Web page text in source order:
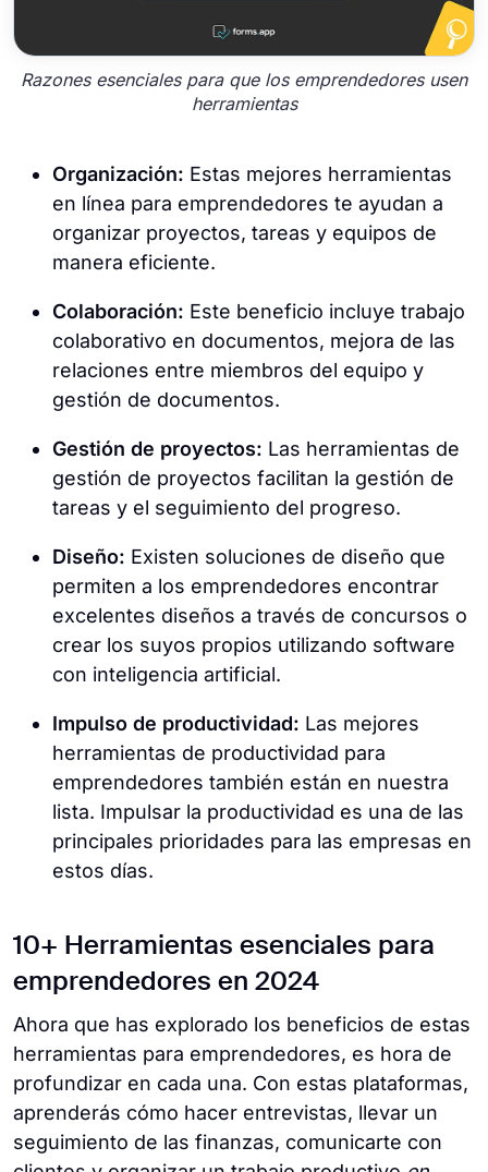
Razones esenciales para que los emprendedores usen
herramientas
Organización: Estas mejores herramientas
en línea para emprendedores te ayudan a
organizar proyectos, tareas y equipos de
manera eficiente.
Colaboración: Este beneficio incluye trabajo
colaborativo en documentos, mejora de las
relaciones entre miembros del equipo y
gestión de documentos.
Gestión de proyectos: Las herramientas de
gestión de proyectos facilitan la gestión de
tareas y el seguimiento del progreso.
Diseño: Existen soluciones de diseño que
permiten a los emprendedores encontrar
excelentes diseños a través de concursos o
crear los suyos propios utilizando software
con inteligencia artificial.
Impulso de productividad: Las mejores
herramientas de productividad para
emprendedores también están en nuestra
lista. Impulsar la productividad es una de las
principales prioridades para las empresas en
estos días.
10+ Herramientas esenciales para
emprendedores en 2024
Ahora que has explorado los beneficios de estas
herramientas para emprendedores, es hora de
profundizar en cada una. Con estas plataformas,
aprenderás cómo hacer entrevistas, llevar un
seguimiento de las finanzas, comunicarte con